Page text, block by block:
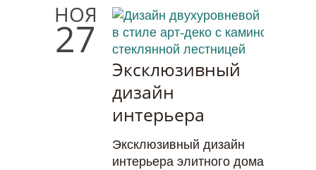
НОЯ
27
Эксклюзивный
дизайн
интерьера
Эксклюзивный дизайн
интерьера элитного дома